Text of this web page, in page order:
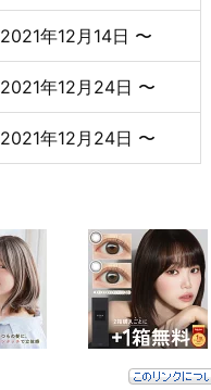
2021年12月14日 〜
2021年12月24日 〜
2021年12月24日 〜